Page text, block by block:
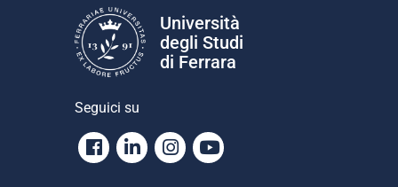
Università
degli Studi
di Ferrara
Seguici su
Facebook
LinkedinInstagram
Youtube